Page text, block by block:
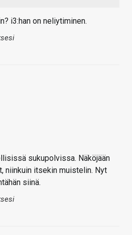
i3:han on neliytiminen.
sukupolvissa. Näköjään
niinkuin itsekin muistelin. Nyt
siinä.